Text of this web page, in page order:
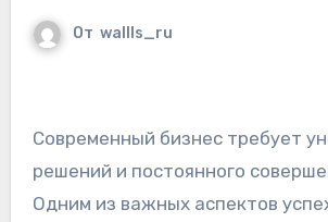
От wallls_ru
Современный бизнес требует уникальных
решений и постоянного
Одним из важных аспектов